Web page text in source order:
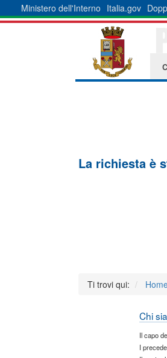
Ministero dell'Interno Italia.gov
La richiesta è
Ti trovi qui:
Chi
Il capo
I